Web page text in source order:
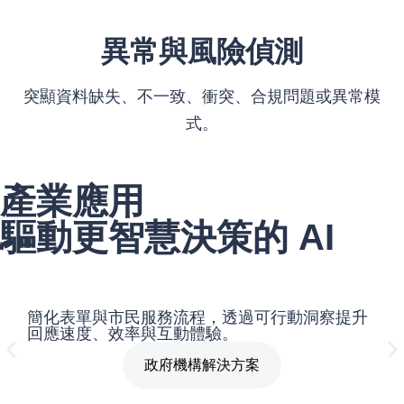
異常與風險偵測
突顯資料缺失、不一致、衝突、合規問題或異常模
式。
產業應用
驅動更智慧決策的 AI
簡化表單與市民服務流程，透過可行動洞察提升
回應速度、效率與互動體驗。
政府機構解決方案